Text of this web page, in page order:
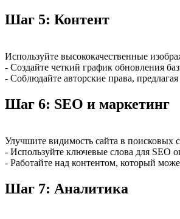
Шаг 5: Контент
Используйте высококачественные
- Создайте четкий график обновления
- Соблюдайте авторские права,
Шаг 6: SEO и маркетинг
Улучшите видимость сайта в поисковых
- Используйте ключевые слова для SEO
- Работайте над контентом, который
Шаг 7: Аналитика